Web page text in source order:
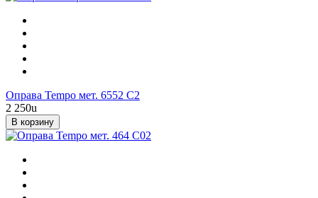
Оправа Tempo мет. 6552 С2
2 250u
В корзину